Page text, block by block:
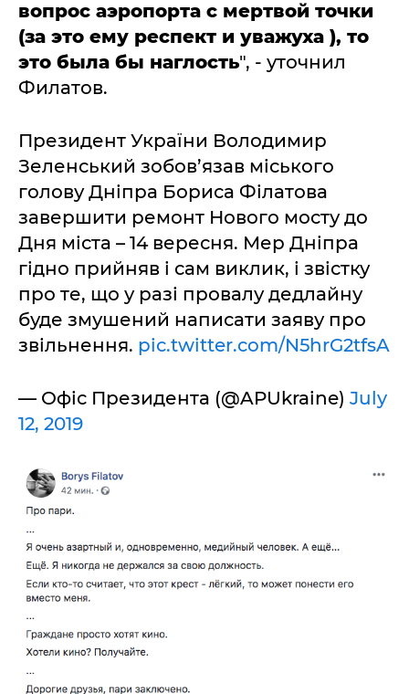
вопрос аэропорта с мертвой точки
(за это ему респект и уважуха ), то
это была бы наглость", - уточнил
Филатов.
Президент України Володимир
Зеленський зобов’язав міського
голову Дніпра Бориса Філатова
завершити ремонт Нового мосту до
Дня міста – 14 вересня. Мер Дніпра
гідно прийняв і сам виклик, і звістку
про те, що у разі провалу дедлайну
буде змушений написати заяву про
звільнення. pic.twitter.com/N5hrG2tfsA
— Офіс Президента (@APUkraine) July
12, 2019